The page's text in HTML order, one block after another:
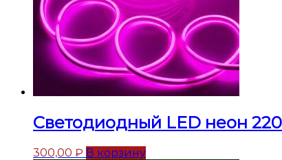
Светодиодный LED неон
300,00 ₽ В корзину